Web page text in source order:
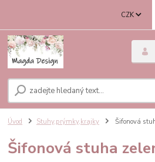
CZK
Úvod Stuhy,prýmky,krajky Šifonová
Šifonová stuha